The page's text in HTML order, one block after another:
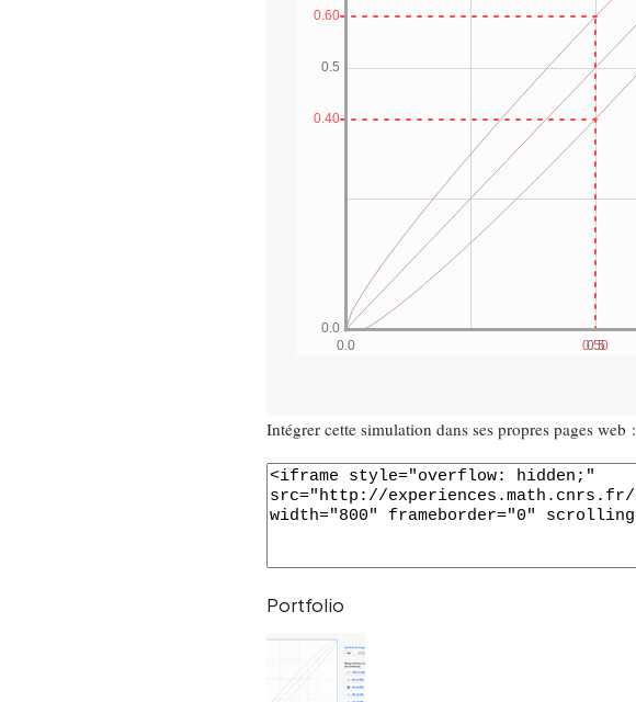
Intégrer cette simulation dans ses propres pages web :
Portfolio